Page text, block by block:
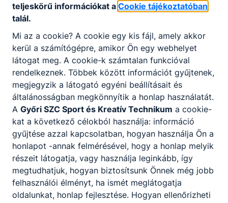
teljeskörű információkat a Cookie tájékoztatóban
talál.
Mi az a cookie? A cookie egy kis fájl, amely akkor
kerül a számítógépre, amikor Ön egy webhelyet
látogat meg. A cookie-k számtalan funkcióval
rendelkeznek. Többek között információt gyűjtenek,
megjegyzik a látogató egyéni beállításait és
általánosságban megkönnyítik a honlap használatát.
A Győri SZC Sport és Kreatív Technikum a cookie-
kat a következő célokból használja: információ
gyűjtése azzal kapcsolatban, hogyan használja Ön a
honlapot -annak felmérésével, hogy a honlap melyik
részeit látogatja, vagy használja leginkább, így
megtudhatjuk, hogyan biztosítsunk Önnek még jobb
felhasználói élményt, ha ismét meglátogatja
oldalunkat, honlap fejlesztése. Hogyan ellenőrizheti